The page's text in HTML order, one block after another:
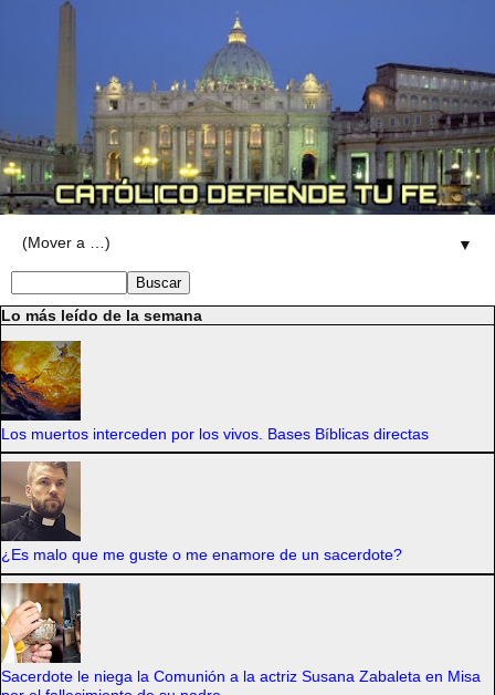
▼
Lo más leído de la semana
Los muertos interceden por los vivos. Bases Bíblicas directas
¿Es malo que me guste o me enamore de un sacerdote?
Sacerdote le niega la Comunión a la actriz Susana Zabaleta en Misa